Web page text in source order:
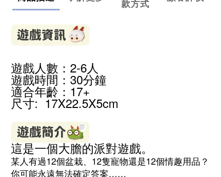
款方式
遊戲人數：2-6人
遊戲時間：30分鐘
適合年齡：17+
尺寸: 17X22.5X5cm
這是一個大膽的派對遊戲。
某人有過12個盆栽、12隻寵物還是12個情趣用品？
你可能永遠無法確定答案……